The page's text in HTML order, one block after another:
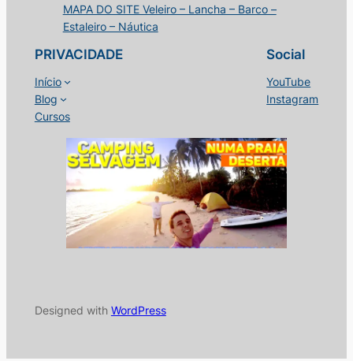
MAPA DO SITE Veleiro – Lancha – Barco –
Estaleiro – Náutica
PRIVACIDADE
Início
Blog
Cursos
Social
YouTube
Instagram
Designed with WordPress